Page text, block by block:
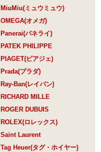
MiuMiu(ミュウミュウ)
OMEGA(オメガ)
Panerai(パネライ)
PATEK PHILIPPE
PIAGET(ピアジェ)
Prada(プラダ)
Ray-Ban(レイバン)
RICHARD MILLE
ROGER DUBUIS
ROLEX(ロレックス)
Saint Laurent
Tag Heuer(タグ・ホイヤー)